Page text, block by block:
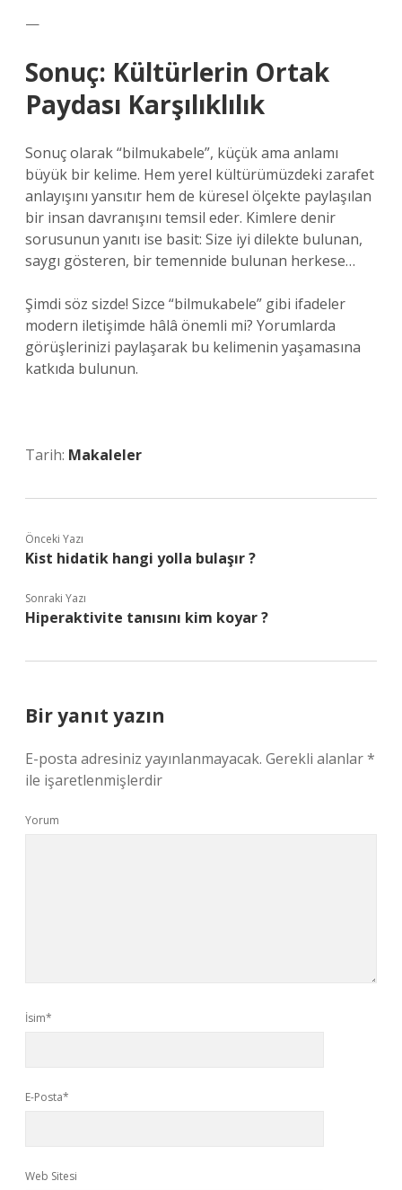
—
Sonuç: Kültürlerin Ortak
Paydası Karşılıklılık
Sonuç olarak “bilmukabele”, küçük ama anlamı
büyük bir kelime. Hem yerel kültürümüzdeki zarafet
anlayışını yansıtır hem de küresel ölçekte paylaşılan
bir insan davranışını temsil eder. Kimlere denir
sorusunun yanıtı ise basit: Size iyi dilekte bulunan,
saygı gösteren, bir temennide bulunan herkese…
Şimdi söz sizde! Sizce “bilmukabele” gibi ifadeler
modern iletişimde hâlâ önemli mi? Yorumlarda
görüşlerinizi paylaşarak bu kelimenin yaşamasına
katkıda bulunun.
Tarih: Makaleler
Önceki Yazı
Kist hidatik hangi yolla bulaşır ?
Sonraki Yazı
Hiperaktivite tanısını kim koyar ?
Bir yanıt yazın
E-posta adresiniz yayınlanmayacak. Gerekli alanlar*
ile işaretlenmişlerdir
Yorum
İsim*
E-Posta*
Web Sitesi